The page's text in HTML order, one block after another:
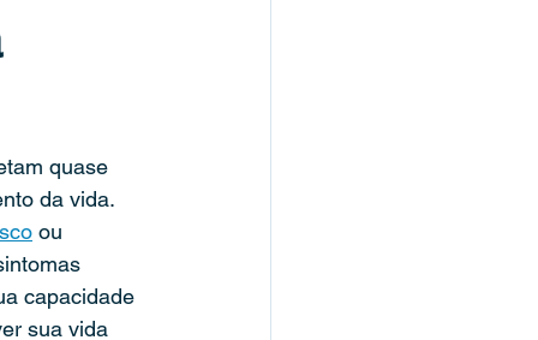
quase
da vida.
ou
capacidade
sua vida